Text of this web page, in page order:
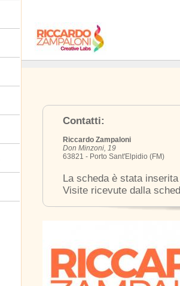
Contatti:
Riccardo Zampaloni
Don Minzoni, 19
63821 - Porto Sant'Elpidio (FM)
La scheda è stata
Visite ricevute dalla